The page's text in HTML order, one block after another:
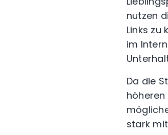
nutzen
Links zu
im
Da die
höheren
stark